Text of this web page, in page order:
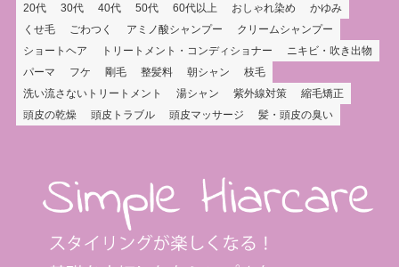
20代 30代 40代 50代 60代以上 おしゃれ染め
かゆみ
くせ毛
ごわつく アミノ酸シャンプー
クリームシャンプー
ショートヘア
トリートメント・コンディショナー
ニキビ・吹き出物
パーマ
フケ 剛毛 整髪料 朝シャン
枝毛
洗い流さないトリートメント
湯シャン 紫外線対策
縮毛矯正
頭皮の乾燥
頭皮トラブル 頭皮マッサージ 髪・頭皮の臭い